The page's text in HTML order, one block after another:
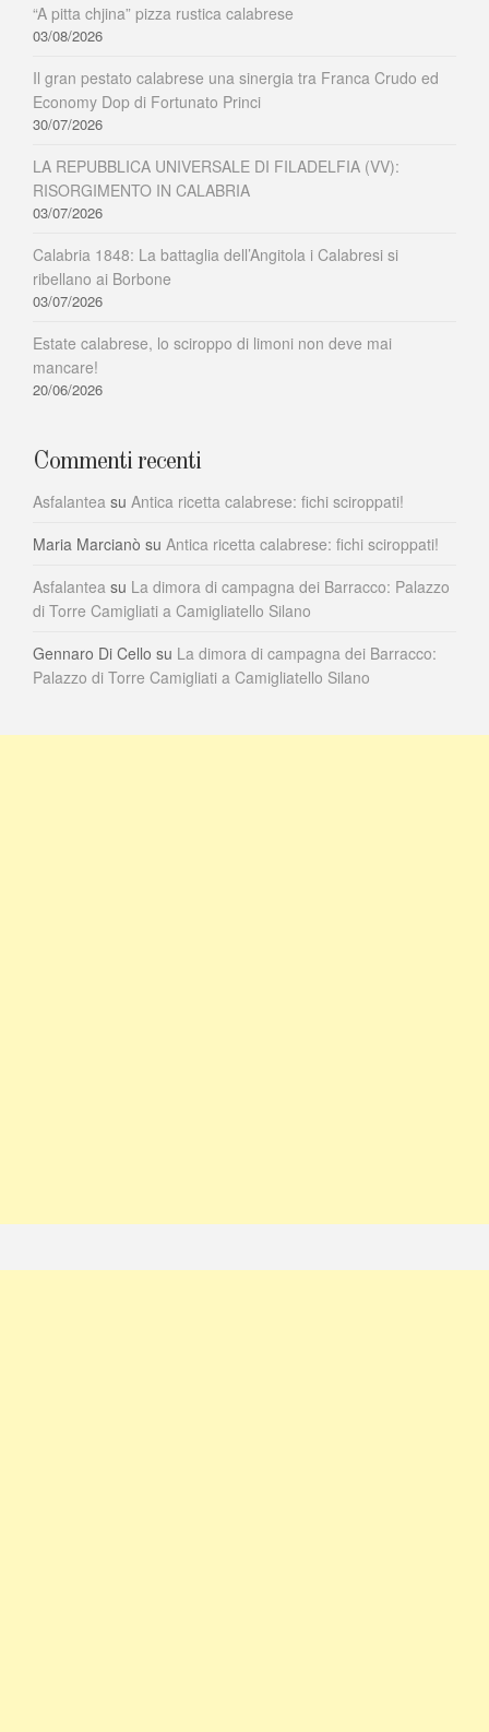
“A pitta chjina” pizza rustica calabrese
03/08/2026
Il gran pestato calabrese una sinergia tra Franca Crudo ed
Economy Dop di Fortunato Princi
30/07/2026
LA REPUBBLICA UNIVERSALE DI FILADELFIA (VV):
RISORGIMENTO IN CALABRIA
03/07/2026
Calabria 1848: La battaglia dell’Angitola i Calabresi si
ribellano ai Borbone
03/07/2026
Estate calabrese, lo sciroppo di limoni non deve mai
mancare!
20/06/2026
Commenti recenti
Asfalantea su Antica ricetta calabrese: fichi sciroppati!
Maria Marcianò su Antica ricetta calabrese: fichi sciroppati!
Asfalantea su La dimora di campagna dei Barracco: Palazzo
di Torre Camigliati a Camigliatello Silano
Gennaro Di Cello su La dimora di campagna dei Barracco:
Palazzo di Torre Camigliati a Camigliatello Silano